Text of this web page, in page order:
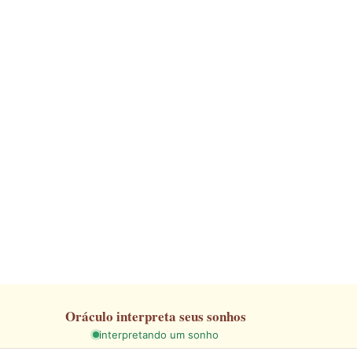
Oráculo interpreta seus sonhos
interpretando um sonho